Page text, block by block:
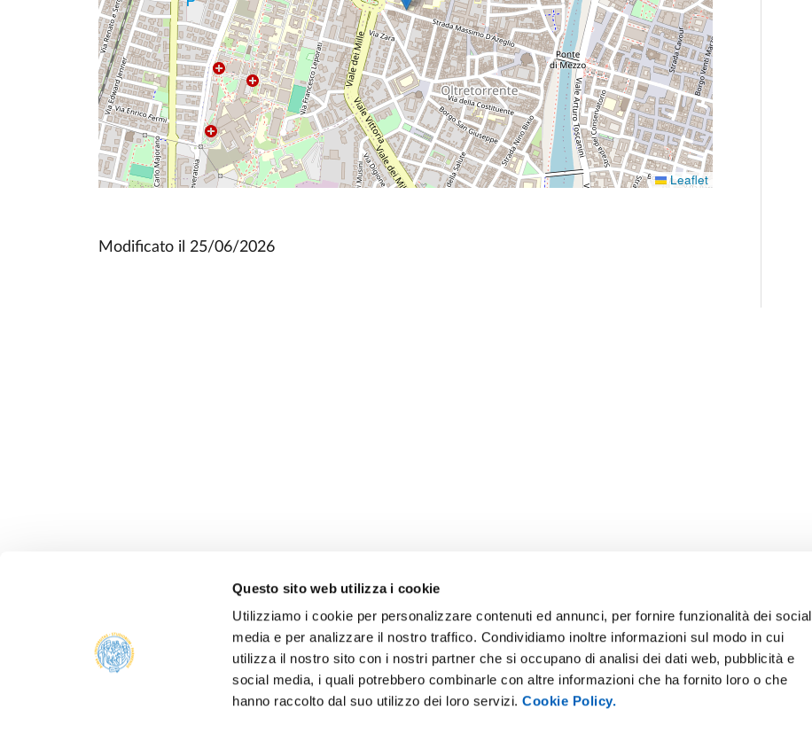
Questo sito web utilizza i cookie
Utilizziamo i cookie per personalizzare contenuti ed annunci, per fornire funzionalità dei social
media e per analizzare il nostro traffico. Condividiamo inoltre informazioni sul modo in cui
utilizza il nostro sito con i nostri partner che si occupano di analisi dei dati web, pubblicità e
social media, i quali potrebbero combinarle con altre informazioni che ha fornito loro o che
hanno raccolto dal suo utilizzo dei loro servizi.Cookie Policy.
Leaflet
Modificato il 25/06/2026
ALBO ONLINE